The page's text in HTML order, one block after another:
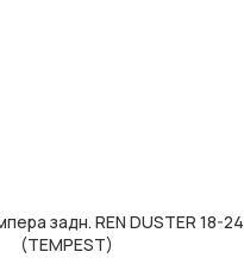
задн. REN DUSTER 18-24
(TEMPEST)